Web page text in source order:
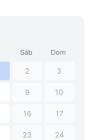
Sáb Dom
2 3
9 10
16 17
23 24